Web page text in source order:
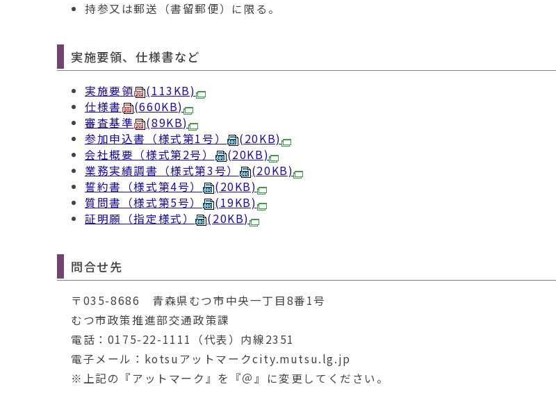
持参又は郵送（書留郵便）に限る。
実施要領、仕様書など
実施要領
(113KB)
仕様書
(660KB)
審査基準
(89KB)
参加申込書（様式第1号）
(20KB)
会社概要（様式第2号）
(20KB)
業務実績調書（様式第3号）
(20KB)
誓約書（様式第4号）
(20KB)
質問書（様式第5号）
(19KB)
証明願（指定様式）
(20KB)
問合せ先
〒035-8686 青森県むつ市中央一丁目8番1号
むつ市政策推進部交通政策課
電話：0175-22-1111（代表）内線2351
電子メール：kotsuアットマークcity.mutsu.lg.jp
※上記の『アットマーク』を『＠』に変更してください。